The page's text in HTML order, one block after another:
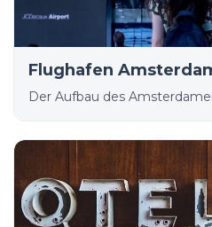
Flughafen
Der Aufbau des